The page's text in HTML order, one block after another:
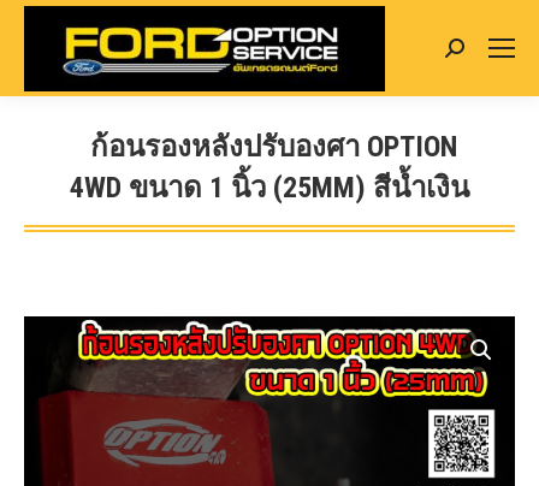
Search:
ก้อนรองหลังปรับองศา OPTION
4WD ขนาด 1 นิ้ว (25MM) สีน้ำเงิน
You are here: